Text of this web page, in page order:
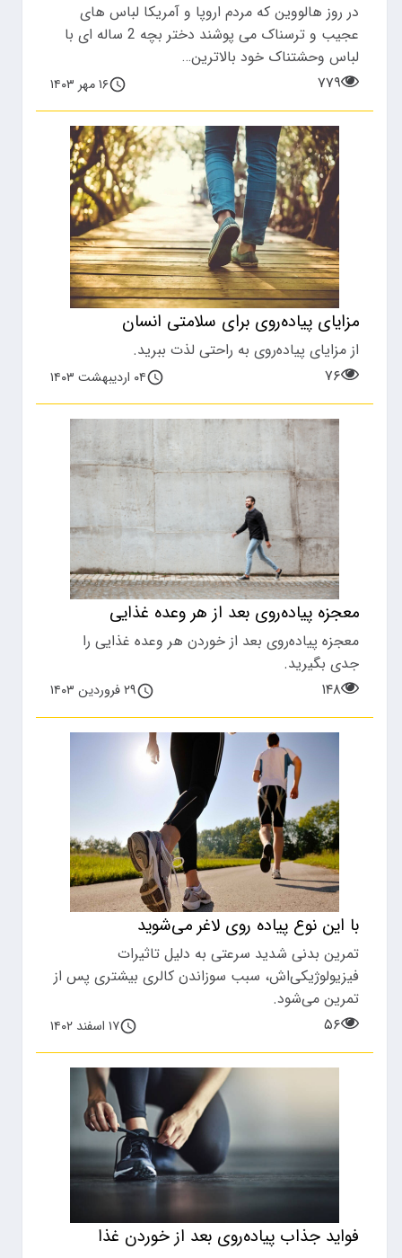
در روز هالووین که مردم اروپا و آمریکا لباس های
عجیب و ترسناک می پوشند دختر بچه 2 ساله ای با
لباس وحشتناک خود بالاترین…
۷۷۹
۱۶ مهر ۱۴۰۳
مزایای پیاده‌روی برای سلامتی انسان
از مزایای پیاده‌روی به راحتی لذت ببرید.
۷۶
۰۴ اردیبهشت ۱۴۰۳
معجزه پیاده‌روی بعد از هر وعده غذایی
معجزه پیاده‌روی بعد از خوردن هر وعده غذایی را
جدی بگیرید.
۱۴۸
۲۹ فروردین ۱۴۰۳
با این نوع پیاده روی لاغر می‌شوید
تمرین بدنی شدید سرعتی به دلیل تاثیرات
فیزیولوژیکی‌اش، سبب سوزاندن کالری بیشتری پس از
تمرین می‌شود.
۵۶
۱۷ اسفند ۱۴۰۲
فواید جذاب پیاده‌روی بعد از خوردن غذا